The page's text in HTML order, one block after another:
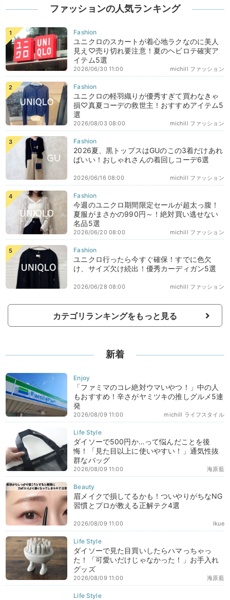
ファッションの人気ランキング
ユニクロのスカートが着心地ラクなのに美人
見え♡売り切れ要注意！夏のヘビロテ確実ア
イテム5選
michill ファッション
2026/06/30 11:00
ユニクロの軽羽織りが優秀すぎて買わなきゃ
損♡真夏コーデの救世主！おすすめアイテム5
選
michill ファッション
2026/08/03 08:00
2026夏、黒トップスはGUのこの3着だけあれ
ばいい！おしゃれさんの着回しコーデ6選
michill ファッション
2026/06/16 08:00
今週のユニクロ期間限定セールが超太っ腹！
夏服がまさかの990円～！絶対買い逃せない
名品5選
michill ファッション
2026/06/20 08:00
ユニクロ行ったら今すぐ確保！すでに色欠
け、サイズ欠け続出！優秀カーディガン5選
michill ファッション
2026/06/28 08:00
カテゴリランキングをもっと見る
新着
「ファミマのコレ絶対ウマいやつ！」中の人
もおすすめ！辛さがヤミツキの推しグルメ5連
発
michill ライフスタイル
2026/08/09 11:00
ダイソーで500円か…って悩んだことを後
悔！「見た目以上に使いやすい！」通気性抜
群なバッグ
海原藍
2026/08/09 11:00
眉メイクで損してるかも！ついやりがちなNG
習慣とプロが教える正解テク4選
Ikue
2026/08/09 11:00
ダイソーで見た目買いしたらハマっちゃっ
た！「可愛いだけじゃなかった！」お手入れ
グッズ
海原藍
2026/08/09 11:00